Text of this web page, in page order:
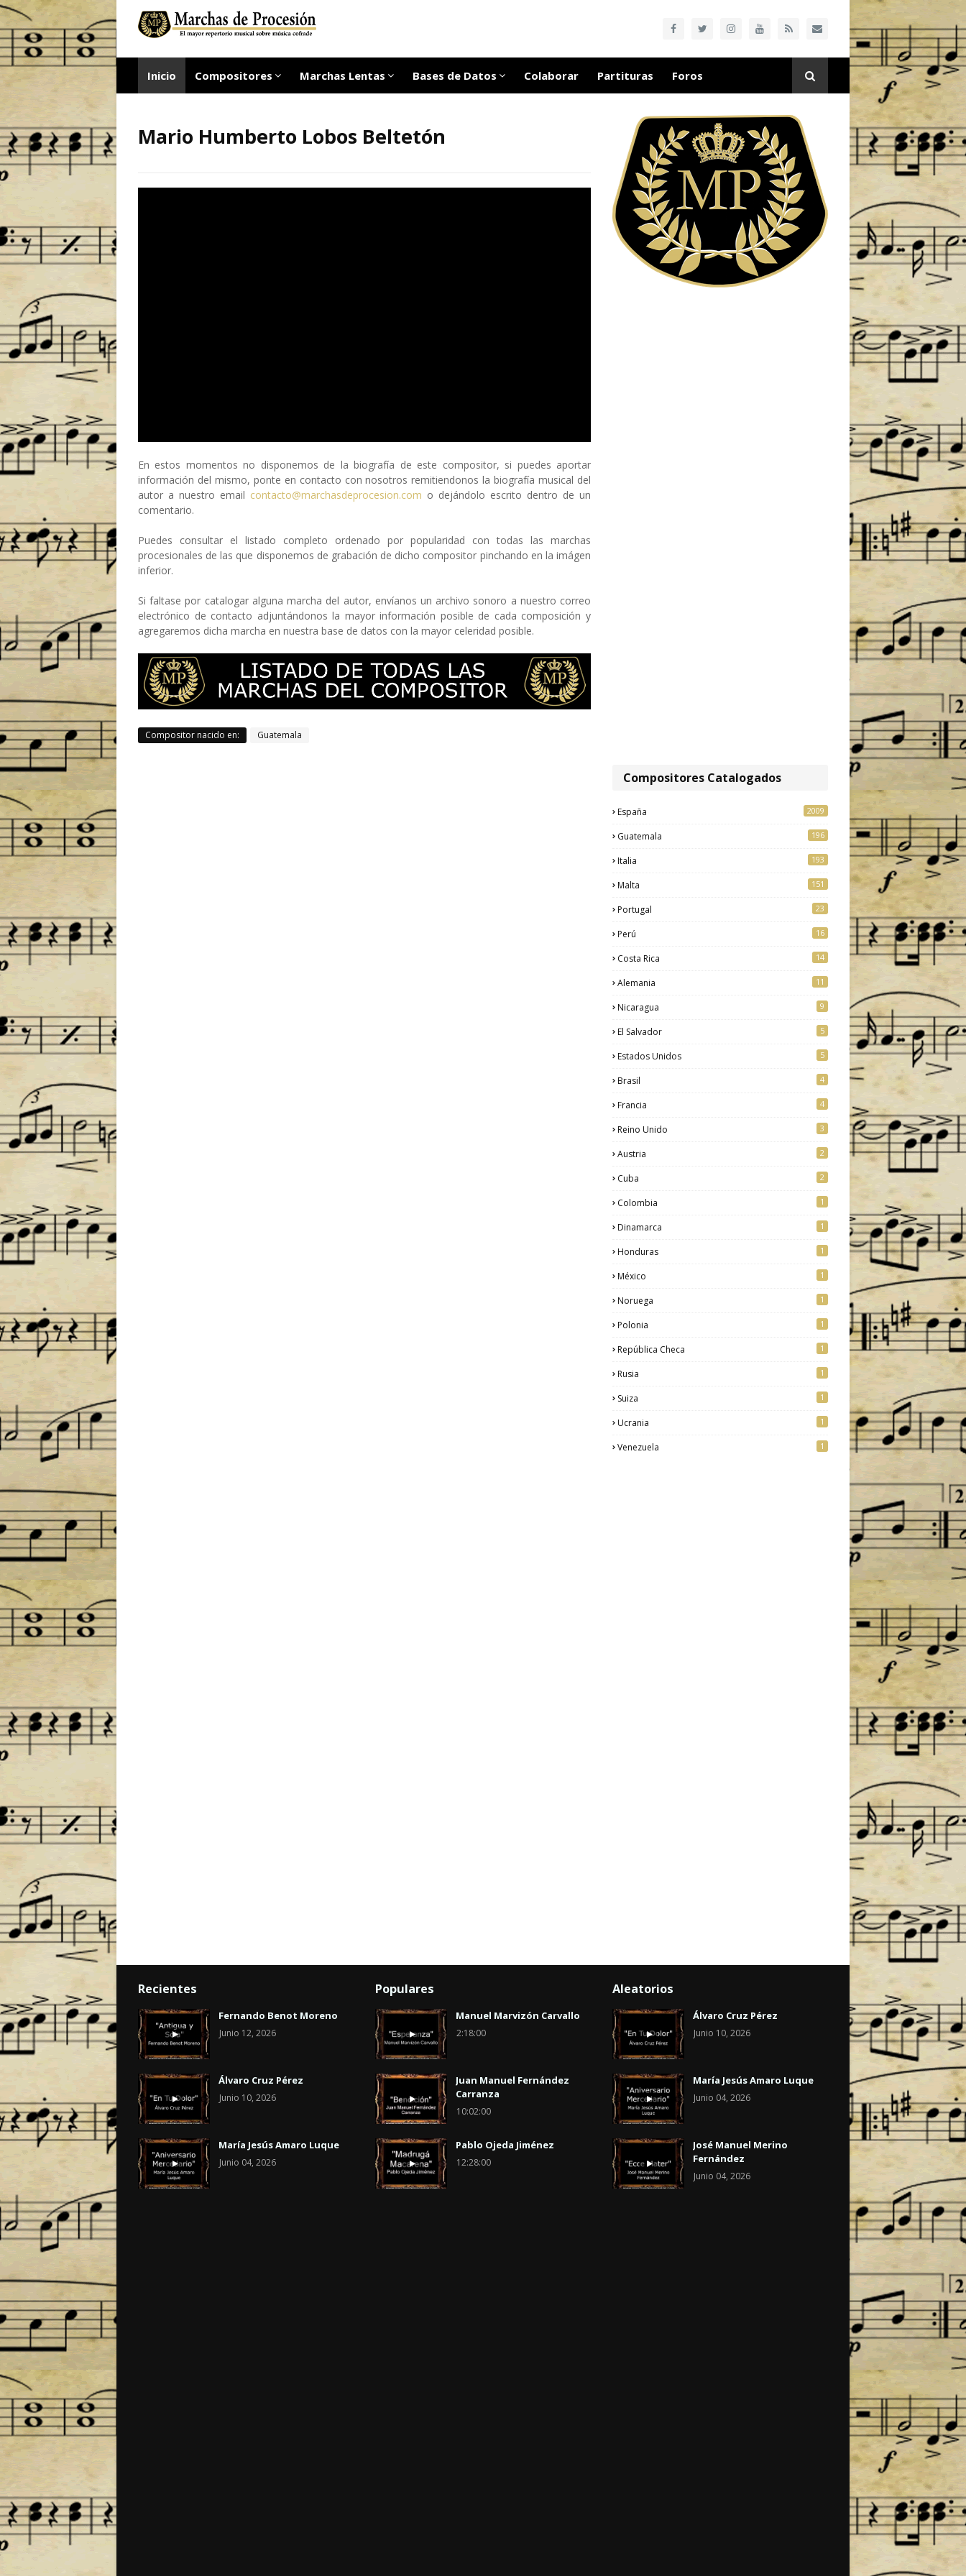
Inicio Compositores Marchas Lentas Bases de Datos Colaborar Partituras Foros
Mario Humberto Lobos Beltetón
En estos momentos no disponemos de la biografía de este compositor, si puedes aportar
información del mismo, ponte en contacto con nosotros remitiendonos la biografía musical del
autor a nuestro email contacto@marchasdeprocesion.com o dejándolo escrito dentro de un
comentario.
Puedes consultar el listado completo ordenado por popularidad con todas las marchas
procesionales de las que disponemos de grabación de dicho compositor pinchando en la imágen
inferior.
Si faltase por catalogar alguna marcha del autor, envíanos un archivo sonoro a nuestro correo
electrónico de contacto adjuntándonos la mayor información posible de cada composición y
agregaremos dicha marcha en nuestra base de datos con la mayor celeridad posible.
Compositor nacido en: Guatemala
Compositores Catalogados
España 2009
Guatemala 196
Italia 193
Malta 151
Portugal 23
Perú 16
Costa Rica 14
Alemania 11
Nicaragua 9
El Salvador 5
Estados Unidos 5
Brasil 4
Francia 4
Reino Unido 3
Austria 2
Cuba 2
Colombia 1
Dinamarca 1
Honduras 1
México 1
Noruega 1
Polonia 1
República Checa 1
Rusia 1
Suiza 1
Ucrania 1
Venezuela 1
Recientes
Fernando Benot Moreno
Junio 12, 2026
Álvaro Cruz Pérez
Junio 10, 2026
María Jesús Amaro Luque
Junio 04, 2026
Populares
Manuel Marvizón Carvallo
2:18:00
Juan Manuel Fernández
Carranza
10:02:00
Pablo Ojeda Jiménez
12:28:00
Aleatorios
Álvaro Cruz Pérez
Junio 10, 2026
María Jesús Amaro Luque
Junio 04, 2026
José Manuel Merino
Fernández
Junio 04, 2026